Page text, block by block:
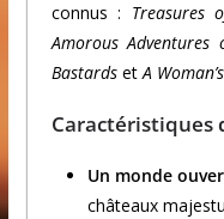
connus : Treasures
Amorous
BastardsetA
Caractéristiques
Un monde
châteaux